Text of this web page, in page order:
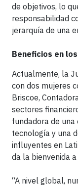
de objetivos, lo
responsabilidad
jerarquía de una
Beneficios en
Actualmente, la
con dos mujeres
Briscoe,
sectores
fundadora de
tecnología y una
influyentes en
da la bienvenida
“A nivel global,